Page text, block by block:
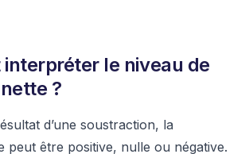
le niveau de
?
d’une soustraction, la
peut être positive, nulle ou négative.